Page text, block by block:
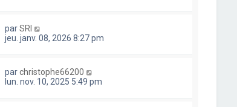
parSRI
jeu. janv. 08, 2026 8:27 pm
parchristophe66200
lun. nov. 10, 2025 5:49 pm